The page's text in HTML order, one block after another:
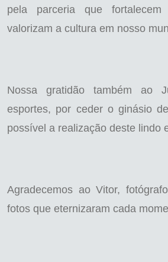
pela parceria que
valorizam a cultura em nosso
Nossa gratidão também ao
esportes, por ceder o ginásio
possível a realização deste lindo
Agradecemos ao Vitor,
fotos que eternizaram cada